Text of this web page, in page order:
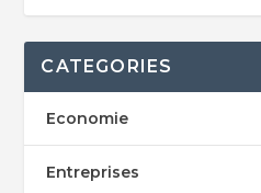
CATEGORIES
Economie
Entreprises